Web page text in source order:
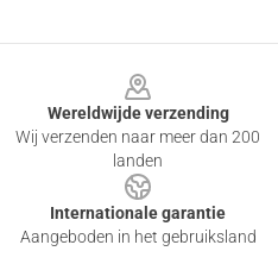
Wereldwijde verzending
Wij verzenden naar meer dan 200
landen
Internationale garantie
Aangeboden in het gebruiksland